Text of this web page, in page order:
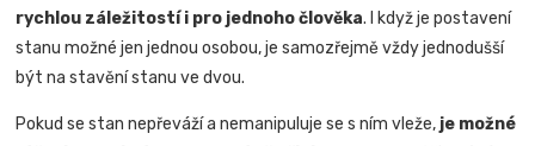
rychlou záležitostí i pro jednoho člověka.
I když je postavení
stanu možné jen jednou osobou, je samozřejmě vždy jednodušší
být na stavění stanu ve dvou.
Pokud se stan nepřeváží a nemanipuluje se s ním vleže, je možné